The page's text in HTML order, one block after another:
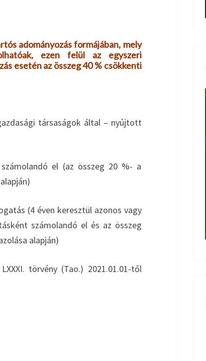
adományozás formájában, mely
ezen felül az egyszeri
esetén az összeg 40 % csökkenti
társaságok által – nyújtott
el (az összeg 20 %- a
(4 éven keresztül azonos vagy
számolandó el és az összeg
alapján)
törvény (Tao.) 2021.01.01-től